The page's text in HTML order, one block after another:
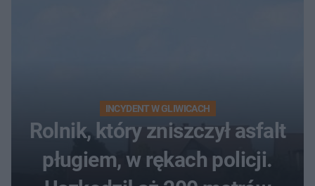
INCYDENT W GLIWICACH
Rolnik, który zniszczył asfalt
pługiem, w rękach policji.